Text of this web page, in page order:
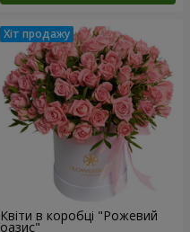
Квіти в коробці "Рожевий
оазис"